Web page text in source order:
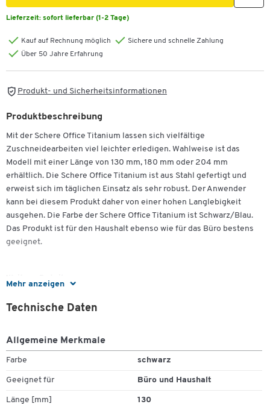
Lieferzeit: sofort lieferbar (1-2 Tage)
Kauf auf Rechnung möglich
Sichere und schnelle Zahlung
Über 50 Jahre Erfahrung
Produkt- und Sicherheitsinformationen
Mehr anzeigen
Produktbeschreibung
Mit der Schere Office Titanium lassen sich vielfältige
Zuschneidearbeiten viel leichter erledigen. Wahlweise ist das
Modell mit einer Länge von 130 mm, 180 mm oder 204 mm
erhältlich. Die Schere Office Titanium ist aus Stahl gefertigt und
erweist sich im täglichen Einsatz als sehr robust. Der Anwender
kann bei diesem Produkt daher von einer hohen Langlebigkeit
ausgehen. Die Farbe der Schere Office Titanium ist Schwarz/Blau.
Das Produkt ist für den Haushalt ebenso wie für das Büro bestens
geeignet.
Weitere Details:
Länge: wahlweise 130 mm, 180 mm oder 204 mm
Technische Daten
Allgemeine Merkmale
Farbe schwarz
Geeignet für Büro und Haushalt
Länge [mm] 130